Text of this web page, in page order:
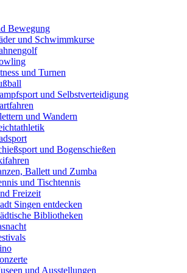
Bewegung
und Schwimmkurse
und Turnen
und Selbstverteidigung
und Wandern
und Bogenschießen
Ballett und Zumba
und Tischtennis
Freizeit
Singen entdecken
Bibliotheken
und Ausstellungen